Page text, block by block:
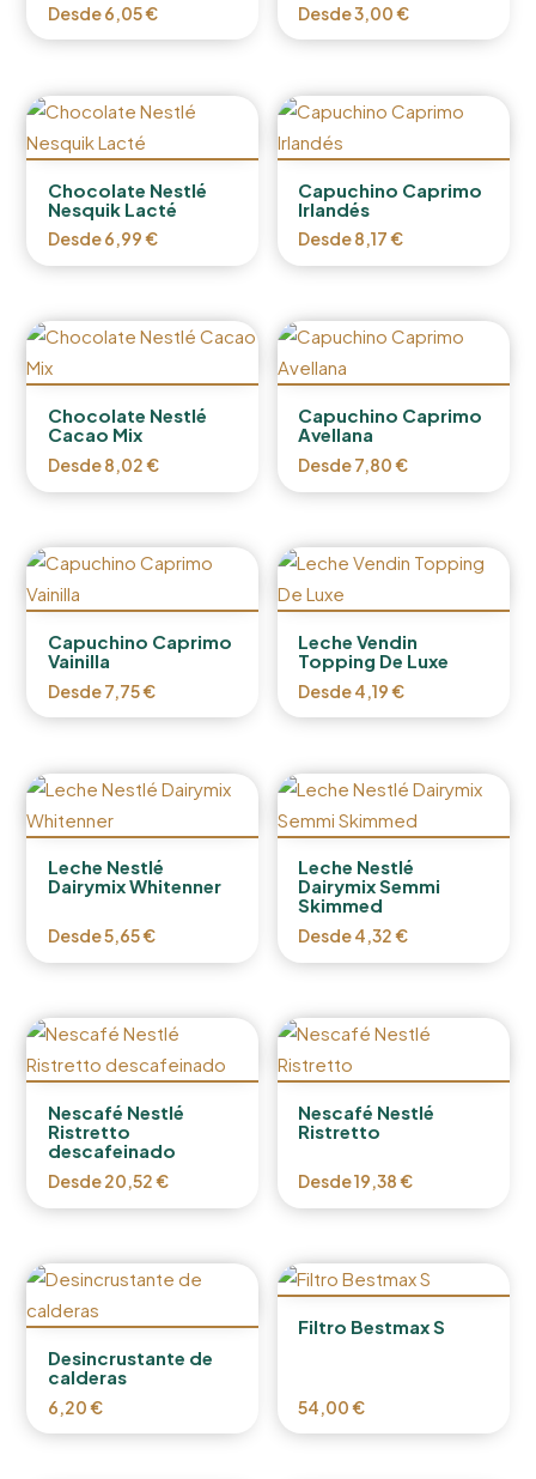
Desde6,05€ Desde3,00€
Chocolate Nestlé
Nesquik Lacté
Desde6,99€
Capuchino Caprimo
Irlandés
Desde8,17€
Chocolate Nestlé
Cacao Mix
Desde8,02€
Capuchino Caprimo
Avellana
Desde7,80€
Capuchino Caprimo
Vainilla
Desde7,75€
Leche Vendin
Topping De Luxe
Desde4,19€
Leche Nestlé
Dairymix Whitenner
Desde5,65€
Leche Nestlé
Dairymix Semmi
Skimmed
Desde4,32€
Nescafé Nestlé
Ristretto
descafeinado
Desde20,52€
Nescafé Nestlé
Ristretto
Desde19,38€
Desincrustante de
calderas
6,20€
Filtro Bestmax S
54,00€